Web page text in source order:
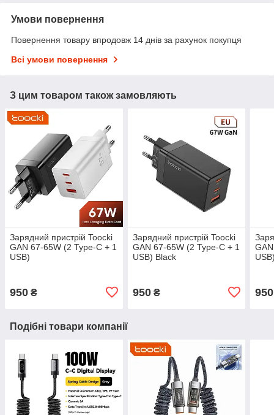
Умови повернення
Повернення товару впродовж 14 днів за рахунок покупця
Всі умови повернення
З цим товаром також замовляють
Зарядний пристрій Toocki
GAN 67-65W (2 Type-C + 1
USB)
950 ₴
Зарядний пристрій Toocki
GAN 67-65W (2 Type-C + 1
USB) Black
950₴ 950
Подібні товари компанії